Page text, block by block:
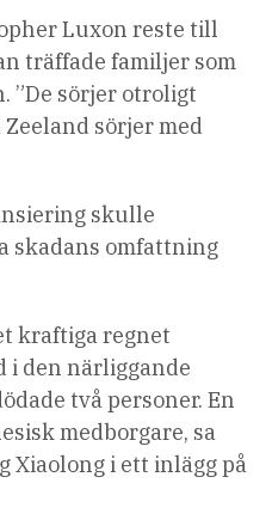
Luxon reste till
träffade familjer som
”De sörjer otroligt
sörjer med
skulle
skadans omfattning
kraftiga regnet
den närliggande
två personer. En
medborgare, sa
Xiaolong i ett inlägg på